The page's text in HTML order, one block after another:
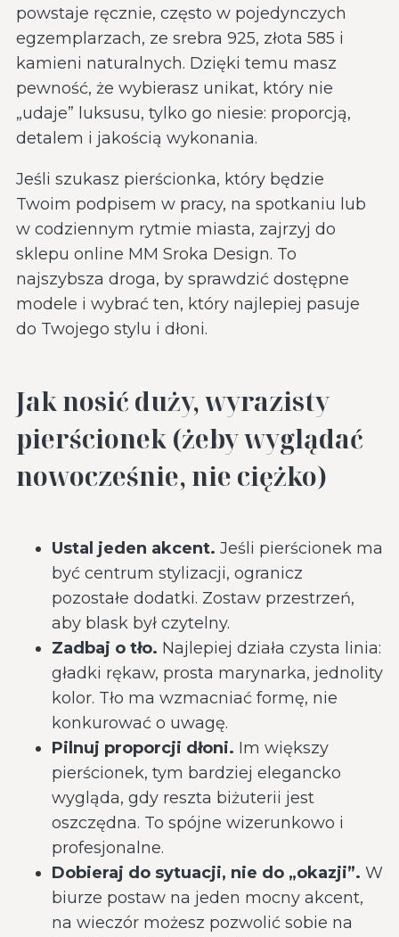
powstaje ręcznie, często w pojedynczych
egzemplarzach, ze srebra 925, złota 585 i
kamieni naturalnych. Dzięki temu masz
pewność, że wybierasz unikat, który nie
„udaje” luksusu, tylko go niesie: proporcją,
detalem i jakością wykonania.
Jeśli szukasz pierścionka, który będzie
Twoim podpisem w pracy, na spotkaniu lub
w codziennym rytmie miasta, zajrzyj do
sklepu online MM Sroka Design. To
najszybsza droga, by sprawdzić dostępne
modele i wybrać ten, który najlepiej pasuje
do Twojego stylu i dłoni.
Jak nosić duży, wyrazisty
pierścionek (żeby wyglądać
nowocześnie, nie ciężko)
Ustal jeden akcent. Jeśli pierścionek ma
być centrum stylizacji, ogranicz
pozostałe dodatki. Zostaw przestrzeń,
aby blask był czytelny.
Zadbaj o tło. Najlepiej działa czysta linia:
gładki rękaw, prosta marynarka, jednolity
kolor. Tło ma wzmacniać formę, nie
konkurować o uwagę.
Pilnuj proporcji dłoni. Im większy
pierścionek, tym bardziej elegancko
wygląda, gdy reszta biżuterii jest
oszczędna. To spójne wizerunkowo i
profesjonalne.
Dobieraj do sytuacji, nie do „okazji”. W
biurze postaw na jeden mocny akcent,
na wieczór możesz pozwolić sobie na